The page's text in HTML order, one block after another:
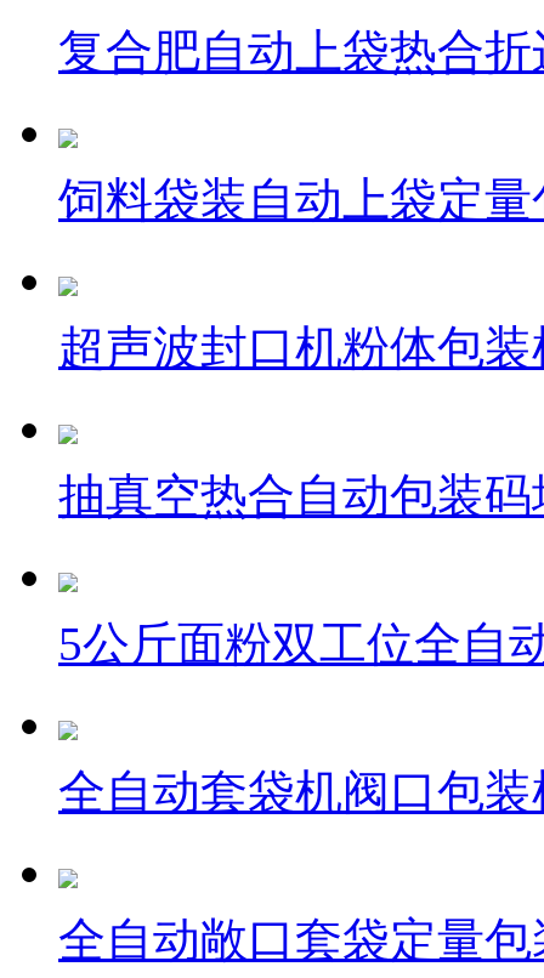
复合肥自动上袋热合折
饲料袋装自动上袋定量
超声波封口机粉体包装
抽真空热合自动包装码
5公斤面粉双工位全自
全自动套袋机阀口包装
全自动敞口套袋定量包